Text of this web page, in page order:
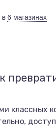
в 6 магазинах
классных